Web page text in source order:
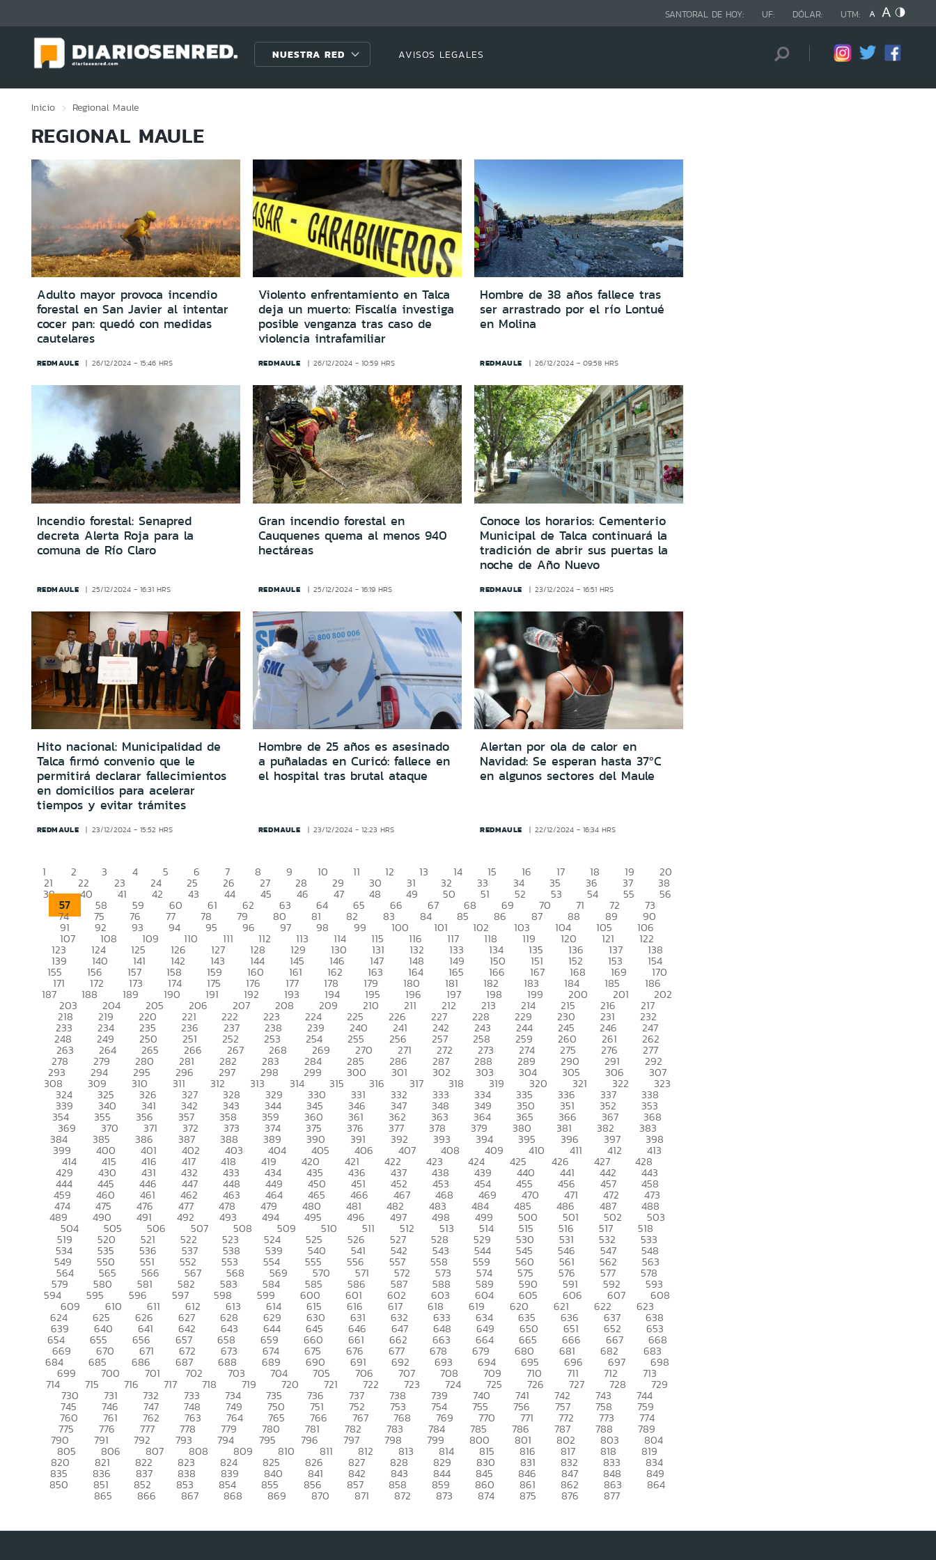
SANTORAL DE HOY: UF: DÓLAR: UTM:
NUESTRA RED AVISOS LEGALES
Inicio Regional Maule
REGIONAL MAULE
Adulto mayor provoca incendio
forestal en San Javier al intentar
cocer pan: quedó con medidas
cautelares
REDMAULE 26/12/2024 - 15:46 HRS
Violento enfrentamiento en Talca
deja un muerto: Fiscalía investiga
posible venganza tras caso de
violencia intrafamiliar
REDMAULE 26/12/2024 - 10:59 HRS
Hombre de 38 años fallece tras
ser arrastrado por el río Lontué
en Molina
REDMAULE 26/12/2024 - 09:58 HRS
Incendio forestal: Senapred
decreta Alerta Roja para la
comuna de Río Claro
REDMAULE 25/12/2024 - 16:31 HRS
Gran incendio forestal en
Cauquenes quema al menos 940
hectáreas
REDMAULE 25/12/2024 - 16:19 HRS
Conoce los horarios: Cementerio
Municipal de Talca continuará la
tradición de abrir sus puertas la
noche de Año Nuevo
REDMAULE 23/12/2024 - 16:51 HRS
Hito nacional: Municipalidad de
Talca firmó convenio que le
permitirá declarar fallecimientos
en domicilios para acelerar
tiempos y evitar trámites
REDMAULE 23/12/2024 - 15:52 HRS
Hombre de 25 años es asesinado
a puñaladas en Curicó: fallece en
el hospital tras brutal ataque
REDMAULE 23/12/2024 - 12:23 HRS
Alertan por ola de calor en
Navidad: Se esperan hasta 37ºC
en algunos sectores del Maule
REDMAULE 22/12/2024 - 16:34 HRS
1 2 3 4 5 6 7 8 9 10 11 12 13 14 15 16 17 18 19 20
21 22 23 24 25 26 27 28 29 30 31 32 33 34 35 36 37 38
39 40 41 42 43 44 45 46 47 48 49 50 51 52 53 54 55 56
57 58 59 60 61 62 63 64 65 66 67 68 69 70 71 72 73
74 75 76 77 78 79 80 81 82 83 84 85 86 87 88 89 90
91 92 93 94 95 96 97 98 99 100 101 102 103 104 105 106
107 108 109 110 111 112 113 114 115 116 117 118 119 120 121 122
123 124 125 126 127 128 129 130 131 132 133 134 135 136 137 138
139 140 141 142 143 144 145 146 147 148 149 150 151 152 153 154
155 156 157 158 159 160 161 162 163 164 165 166 167 168 169 170
171 172 173 174 175 176 177 178 179 180 181 182 183 184 185 186
187 188 189 190 191 192 193 194 195 196 197 198 199 200 201 202
203 204 205 206 207 208 209 210 211 212 213 214 215 216 217
218 219 220 221 222 223 224 225 226 227 228 229 230 231 232
233 234 235 236 237 238 239 240 241 242 243 244 245 246 247
248 249 250 251 252 253 254 255 256 257 258 259 260 261 262
263 264 265 266 267 268 269 270 271 272 273 274 275 276 277
278 279 280 281 282 283 284 285 286 287 288 289 290 291 292
293 294 295 296 297 298 299 300 301 302 303 304 305 306 307
308 309 310 311 312 313 314 315 316 317 318 319 320 321 322 323
324 325 326 327 328 329 330 331 332 333 334 335 336 337 338
339 340 341 342 343 344 345 346 347 348 349 350 351 352 353
354 355 356 357 358 359 360 361 362 363 364 365 366 367 368
369 370 371 372 373 374 375 376 377 378 379 380 381 382 383
384 385 386 387 388 389 390 391 392 393 394 395 396 397 398
399 400 401 402 403 404 405 406 407 408 409 410 411 412 413
414 415 416 417 418 419 420 421 422 423 424 425 426 427 428
429 430 431 432 433 434 435 436 437 438 439 440 441 442 443
444 445 446 447 448 449 450 451 452 453 454 455 456 457 458
459 460 461 462 463 464 465 466 467 468 469 470 471 472 473
474 475 476 477 478 479 480 481 482 483 484 485 486 487 488
489 490 491 492 493 494 495 496 497 498 499 500 501 502 503
504 505 506 507 508 509 510 511 512 513 514 515 516 517 518
519 520 521 522 523 524 525 526 527 528 529 530 531 532 533
534 535 536 537 538 539 540 541 542 543 544 545 546 547 548
549 550 551 552 553 554 555 556 557 558 559 560 561 562 563
564 565 566 567 568 569 570 571 572 573 574 575 576 577 578
579 580 581 582 583 584 585 586 587 588 589 590 591 592 593
594 595 596 597 598 599 600 601 602 603 604 605 606 607 608
609 610 611 612 613 614 615 616 617 618 619 620 621 622 623
624 625 626 627 628 629 630 631 632 633 634 635 636 637 638
639 640 641 642 643 644 645 646 647 648 649 650 651 652 653
654 655 656 657 658 659 660 661 662 663 664 665 666 667 668
669 670 671 672 673 674 675 676 677 678 679 680 681 682 683
684 685 686 687 688 689 690 691 692 693 694 695 696 697 698
699 700 701 702 703 704 705 706 707 708 709 710 711 712 713
714 715 716 717 718 719 720 721 722 723 724 725 726 727 728 729
730 731 732 733 734 735 736 737 738 739 740 741 742 743 744
745 746 747 748 749 750 751 752 753 754 755 756 757 758 759
760 761 762 763 764 765 766 767 768 769 770 771 772 773 774
775 776 777 778 779 780 781 782 783 784 785 786 787 788 789
790 791 792 793 794 795 796 797 798 799 800 801 802 803 804
805 806 807 808 809 810 811 812 813 814 815 816 817 818 819
820 821 822 823 824 825 826 827 828 829 830 831 832 833 834
835 836 837 838 839 840 841 842 843 844 845 846 847 848 849
850 851 852 853 854 855 856 857 858 859 860 861 862 863 864
865 866 867 868 869 870 871 872 873 874 875 876 877